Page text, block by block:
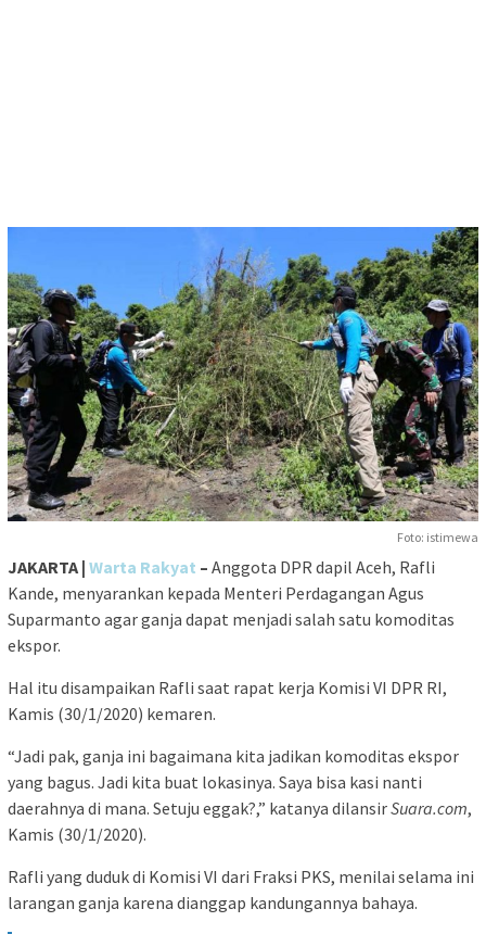
Foto: istimewa
JAKARTA | Warta Rakyat – Anggota DPR dapil Aceh, Rafli
Kande, menyarankan kepada Menteri Perdagangan Agus
Suparmanto agar ganja dapat menjadi salah satu komoditas
ekspor.
Hal itu disampaikan Rafli saat rapat kerja Komisi VI DPR RI,
Kamis (30/1/2020) kemaren.
“Jadi pak, ganja ini bagaimana kita jadikan komoditas ekspor
yang bagus. Jadi kita buat lokasinya. Saya bisa kasi nanti
daerahnya di mana. Setuju eggak?,” katanya dilansirSuara.com,
Kamis (30/1/2020).
Rafli yang duduk di Komisi VI dari Fraksi PKS, menilai selama ini
larangan ganja karena dianggap kandungannya bahaya.